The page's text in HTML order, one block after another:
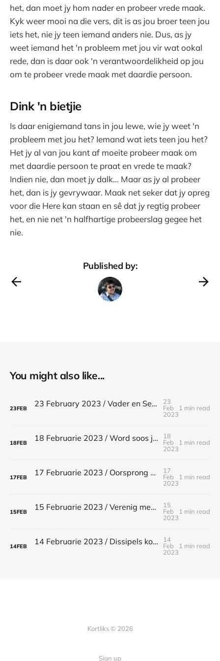
het, dan moet jy hom nader en probeer vrede maak.
Kyk weer mooi na die vers, dit is as jou broer teen jou
iets het, nie jy teen iemand anders nie. Dus, as jy
weet iemand het 'n probleem met jou vir wat ookal
rede, dan is daar ook 'n verantwoordelikheid op jou
om te probeer vrede maak met daardie persoon.
Dink 'n bietjie
Is daar enigiemand tans in jou lewe, wie jy weet 'n
probleem met jou het? Iemand wat iets teen jou het?
Het jy al van jou kant af moeite probeer maak om
met daardie persoon te praat en vrede te maak?
Indien nie, dan moet jy dalk... Maar as jy al probeer
het, dan is jy gevrywaar. Maak net seker dat jy opreg
voor die Here kan staan en sê dat jy regtig probeer
het, en nie net 'n halfhartige probeerslag gegee het
nie.
Published by:
You might also like...
23FEB 23 February 2023 / Vader en Seun / Matteus 17:5
23
Feb
2023
1 min read
18FEB 18 Februarie 2023 / Word soos jou leermeester / Lukas 6:40
18
Feb
2023
1 min read
17FEB 17 Februarie 2023 / Oorsprong van Christene / Handelinge 11:26
17
Feb
2023
1 min read
15FEB 15 Februarie 2023 / Verenig met Jesus / 1 Korintiërs 1:9
15
Feb
2023
1 min read
14FEB 14 Februarie 2023 / Dissipels kort rus / Matteus 11:28-30
14
Feb
2023
1 min read
Kortliks © 2026
Sign up